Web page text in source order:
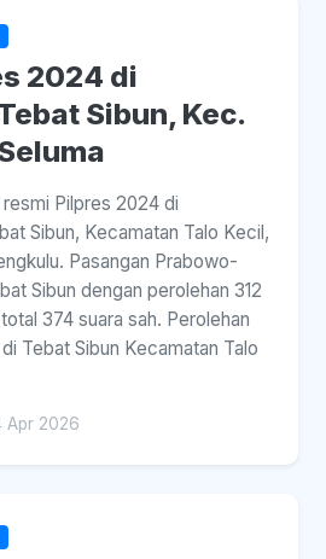
2024 di
Sibun, Kec.
Pilpres 2024 di
Sibun, Kecamatan Talo Kecil,
Pasangan Prabowo-
Sibun dengan perolehan 312
374 suara sah. Perolehan
Tebat Sibun Kecamatan Talo
Apr 2026